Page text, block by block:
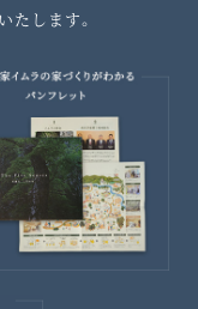
たします。